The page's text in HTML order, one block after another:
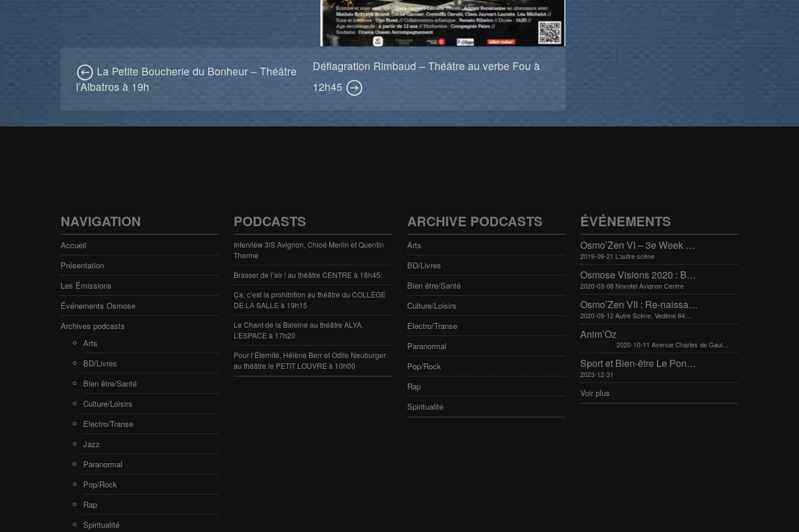
La Petite Boucherie du Bonheur – Théâtre
l’Albatros à 19h
Déflagration Rimbaud – Théâtre au verbe Fou à
12h45
NAVIGATION
Accueil
Présentation
Les Émissions
Événements Osmose
Archives podcasts
Arts
BD/Livres
Bien être/Santé
Culture/Loisirs
Electro/Transe
Jazz
Paranormal
Pop/Rock
Rap
Spiritualité
PODCASTS
Interview 3iS Avignon, Chloé Merlin et Quentin
Therme
Brasser de l’air ! au théâtre CENTRE à 18h45
Ça, c’est la prohibition au théâtre du COLLÈGE
DE LA SALLE à 19h15
Le Chant de la Baleine au théâtre ALYA,
L’ESPACE à 17h20
Pour l’Éternité, Hélène Berr et Odile Neuburger
au théâtre le PETIT LOUVRE à 10h00
ARCHIVE PODCASTS
Arts
BD/Livres
Bien être/Santé
Culture/Loisirs
Electro/Transe
Paranormal
Pop/Rock
Rap
Spiritualité
ÉVÉNEMENTS
Osmo’Zen VI – 3e Week end international du bien-être
2019-09-21 L'autre scène
Osmose Visions 2020 : Bien-être et arts divinatoires
2020-03-08 Novotel Avignon Centre
Osmo’Zen VII : Re-naissance
2020-09-12 Autre Scène, Vedène 84270
Anim’Oz
2020-10-11 Avenue Charles de Gaulle 30400 Villeneuve-Lès-Avignon
Sport et Bien-être Le Pontet 16-17 mars 2024
2023-12-31
Voir plus